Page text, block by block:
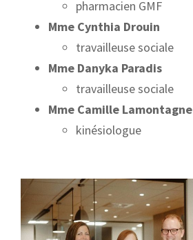
pharmacien GMF
Mme Cynthia Drouin
travailleuse sociale
Mme Danyka Paradis
travailleuse sociale
Mme Camille Lamontagne
kinésiologue